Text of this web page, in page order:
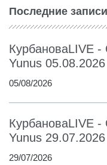
Последние записи
КурбановаLIVE
Yunus 05.08.2026
05/08/2026
КурбановаLIVE
Yunus 29.07.2026
29/07/2026